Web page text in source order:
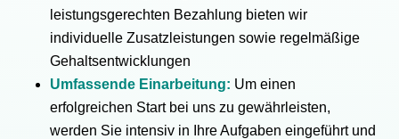
leistungsgerechten Bezahlung bieten wir
individuelle Zusatzleistungen sowie regelmäßige
Gehaltsentwicklungen
Umfassende Einarbeitung: Um einen
erfolgreichen Start bei uns zu gewährleisten,
werden Sie intensiv in Ihre Aufgaben eingeführt und